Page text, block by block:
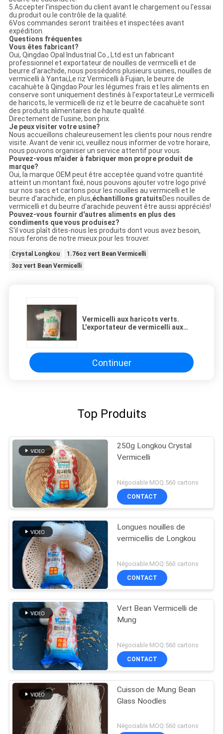
5.Accepter l'inspection du client avant le chargement ou l'essai
du produit ou le contrôle de la qualité.
6Vos commandes seront traitées et inspectées avant
expédition.
Questions fréquentes
Vous êtes fabricant?
Oui, Qingdao Opal Industrial Co., Ltd est un fabricant
professionnel et exportateur de nouilles de vermicelli et de
beurre d'arachide, nous possédons plusieurs usines, nouilles de
vermicelli à Yantai,Le riz Vermicelli à Fujian, le beurre de
cacahuète à Qingdao.Pour les légumes frais et les aliments en
conserve sont uniquement destinés à l'exportateur.Le vermicelli
de haricots, le vermicelli de riz et le beurre de cacahuète sont
des produits alimentaires de haute qualité.
Directement de l'usine, bon prix.
Je peux visiter votre usine?
Nous accueillons chaleureusement les clients pour nous rendre
visite. Avant de venir ici, veuillez nous informer de votre horaire,
nous pouvons organiser un service attentif pour vous.
Pouvez-vous m'aider à fabriquer mon propre produit de
marque?
Oui, la marque OEM peut être acceptée quand votre quantité
atteint un montant fixé, nous pouvons ajouter votre logo privé
sur nos sacs et cartons pour les nouilles au vermicelli et le
beurre d'arachide, en plus,échantillons gratuitsDes nouilles de
vermicelli et du beurre d'arachide peuvent être aussi appréciés!
Pouvez-vous fournir d'autres aliments en plus des
condiments que vous produisez?
S'il vous plaît dites-nous les produits dont vous avez besoin,
nous ferons de notre mieux pour les trouver.
Crystal Longkou
1.76oz vert Bean Vermicelli
3oz vert Bean Vermicelli
Vermicelli aux haricots verts.
L'exportateur de vermicelli aux
Continuer
Top Produits
250g Longkou Crystal
Vermicelli
Négociable MOQ:560 cartons
CONTACT
Longues nouilles de
vermicellis de Longkou
Négociable MOQ:560 cartons
CONTACT
Vert Bean Vermicelli de
Mung
Négociable MOQ:560 cartons
CONTACT
Cuisson de Mung Bean
Glass Noodles
Négociable MOQ:560 cartons